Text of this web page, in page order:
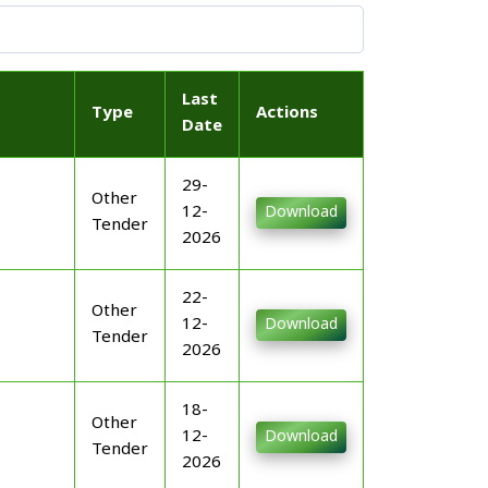
Type
Last
Date
Actions
Other
Tender
29-
12-
2026
Download
Other
Tender
22-
12-
2026
Download
Other
Tender
18-
12-
2026
Download